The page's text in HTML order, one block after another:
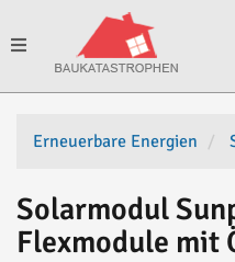
Toggle
navigation
Erneuerbare Energien
Solarmodul
Flexmodule mit